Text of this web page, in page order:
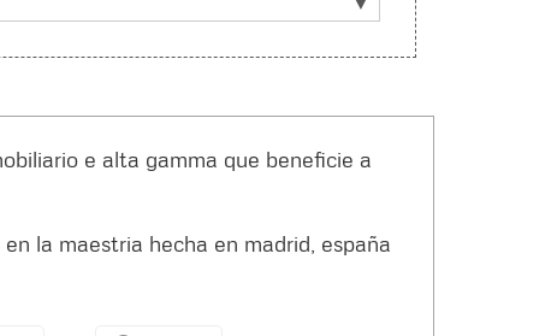
e alta gamma que beneficie a
la maestria hecha en madrid, españa